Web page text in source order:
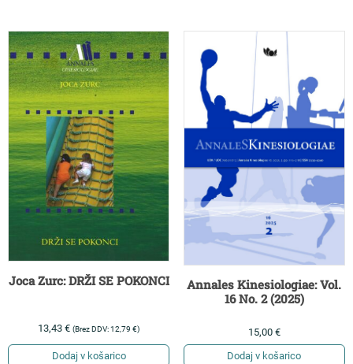
Joca Zurc: DRŽI SE POKONCI
13,43€ (Brez DDV:12,79€)
Dodaj v košarico
Annales Kinesiologiae: Vol.
16 No. 2 (2025)
15,00 €
Dodaj v košarico